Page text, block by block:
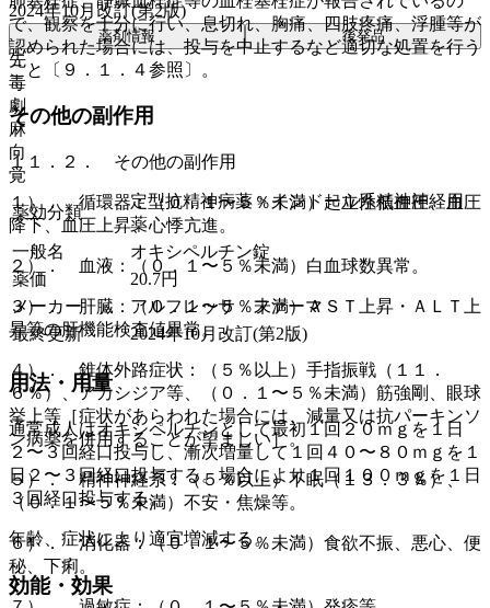
で、観察を十分に行い、息切れ、胸痛、四肢疼痛、浮腫等が
認められた場合には、投与を中止するなど適切な処置を行う
こと〔９．１．４参照〕。
その他の副作用
１１．２． その他の副作用
１）． 循環器：（０．１〜５％未満）起立性低血圧、血圧
降下、血圧上昇、心悸亢進。
２）． 血液：（０．１〜５％未満）白血球数異常。
３）． 肝臓：（０．１〜５％未満）ＡＳＴ上昇・ＡＬＴ上
昇等の肝機能検査値異常。
４）． 錐体外路症状：（５％以上）手指振戦（１１．
６％）、アカシジア等、（０．１〜５％未満）筋強剛、眼球
挙上等［症状があらわれた場合には、減量又は抗パーキンソ
ン病薬を併用することが望ましい］。
５）． 精神神経系：（５％以上）不眠（１３．３％）、
（０．１〜５％未満）不安・焦燥等。
６）． 消化器：（０．１〜５％未満）食欲不振、悪心、便
秘、下痢。
2024年10月改訂(第2版)
薬剤情報 後発品
先
毒
劇
麻
向
覚
薬効分類
定型抗精神病薬 > インドール系精神神経用
薬
一般名
オキシペルチン錠
薬価
20.7円
メーカー
アルフレッサ ファーマ
最終更新
2024年10月改訂(第2版)
用法・用量
通常成人はオキシペルチンとして最初１回２０ｍｇを１日
２〜３回経口投与し、漸次増量して１回４０〜８０ｍｇを１
日２〜３回経口投与する。場合により１回１００ｍｇを１日
３回経口投与する。
年齢、症状により適宜増減する。
効能・効果